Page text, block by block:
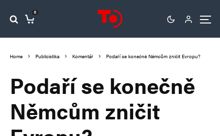
0
Home Publicistika Komentář Podaří se konečně Němcům zničit Evropu?
Podaří se konečně
Němcům zničit